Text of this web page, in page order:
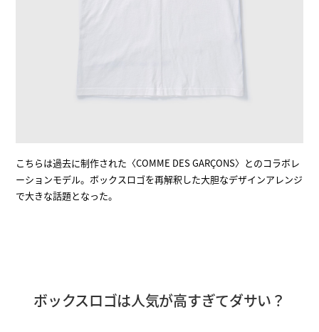
こちらは過去に制作された〈COMME DES GARÇONS〉とのコラボレ
ーションモデル。ボックスロゴを再解釈した大胆なデザインアレンジ
で大きな話題となった。
ボックスロゴは人気が高すぎてダサい？